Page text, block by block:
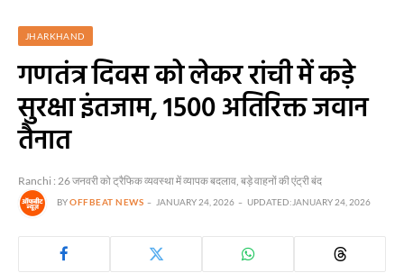
JHARKHAND
गणतंत्र दिवस को लेकर रांची में कड़े
सुरक्षा इंतजाम, 1500 अतिरिक्त जवान
तैनात
Ranchi : 26 जनवरी को ट्रैफिक व्यवस्था में व्यापक बदलाव, बड़े वाहनों की एंट्री बंद
BYOFFBEAT NEWS JANUARY 24, 2026 UPDATED: JANUARY 24, 2026